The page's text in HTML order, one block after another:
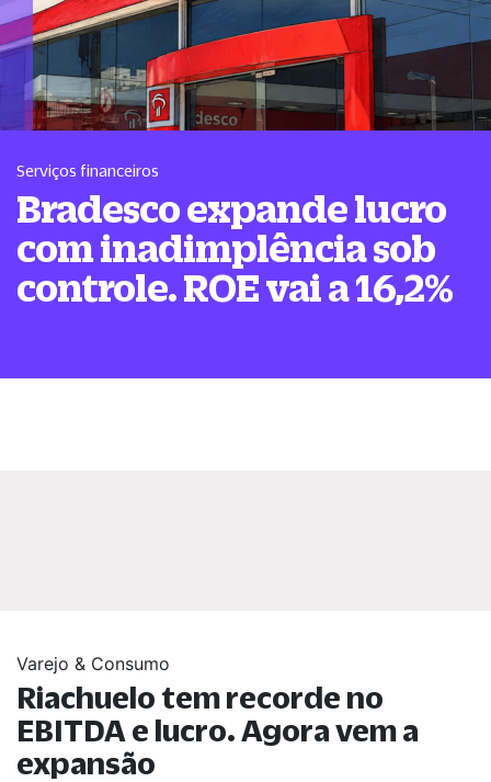
Serviços financeiros
Bradesco expande lucro
com inadimplência sob
controle. ROE vai a 16,2%
Varejo & Consumo
Riachuelo tem recorde no
EBITDA e lucro. Agora vem a
expansão